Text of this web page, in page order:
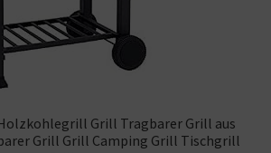
Grill Tragbarer Grill aus
Grill Grill Camping Grill Tischgrill